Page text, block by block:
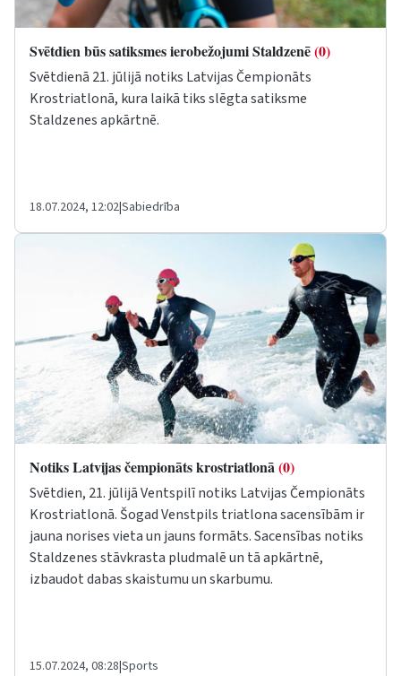
Svētdien būs satiksmes ierobežojumi Staldzenē(0)
Svētdienā 21. jūlijā notiks Latvijas Čempionāts
Krostriatlonā, kura laikā tiks slēgta satiksme
Staldzenes apkārtnē.
18.07.2024, 12:02|Sabiedrība
Notiks Latvijas čempionāts krostriatlonā(0)
Svētdien, 21. jūlijā Ventspilī notiks Latvijas Čempionāts
Krostriatlonā. Šogad Venstpils triatlona sacensībām ir
jauna norises vieta un jauns formāts. Sacensības notiks
Staldzenes stāvkrasta pludmalē un tā apkārtnē,
izbaudot dabas skaistumu un skarbumu.
15.07.2024, 08:28|Sports